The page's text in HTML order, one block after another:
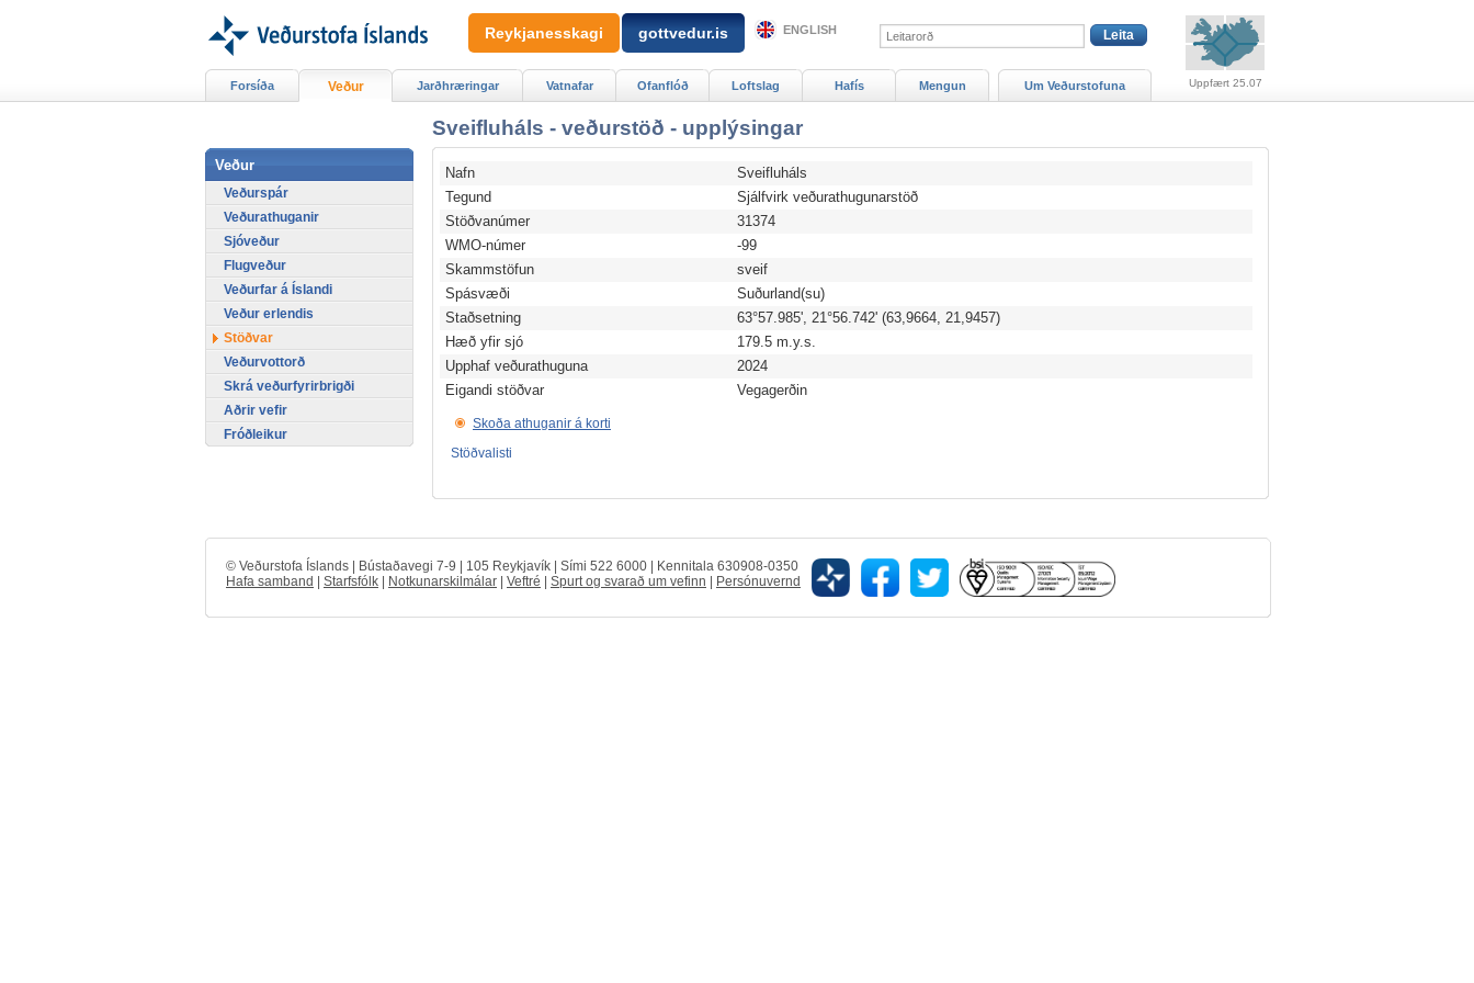
Sveifluháls - veðurstöð - upplýsingar
Nafn
Sveifluháls
Tegund
Sjálfvirk veðurathugunarstöð
Stöðvanúmer
31374
WMO-númer
-99
Skammstöfun
sveif
Spásvæði
Suðurland(su)
Staðsetning
63°57.985', 21°56.742' (63,9664, 21,9457)
Hæð yfir sjó
179.5 m.y.s.
Upphaf veðurathuguna
2024
Eigandi stöðvar
Vegagerðin
Skoða athuganir á korti
Stöðvalisti
Forsíða Veður Jarðhræringar Vatnafar Ofanflóð Loftslag Hafís Mengun Um Veðurstofuna
Veður
Veðurspár
Veðurathuganir
Sjóveður
Flugveður
Veðurfar á Íslandi
Veður erlendis
Stöðvar
Veðurvottorð
Skrá veðurfyrirbrigði
Aðrir vefir
Fróðleikur
Uppfært 25.07
Reykjanesskagi gottvedur.is ENGLISH
© Veðurstofa Íslands | Bústaðavegi 7-9 | 105 Reykjavík | Sími 522 6000 | Kennitala 630908-0350
Hafa samband | Starfsfólk | Notkunarskilmálar | Veftré | Spurt og svarað um vefinn | Persónuvernd